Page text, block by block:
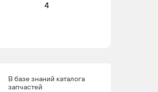
4
В базе знаний каталога
запчастей